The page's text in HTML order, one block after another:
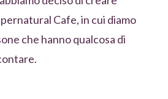
Cafe, in cui diamo
che hanno qualcosa di